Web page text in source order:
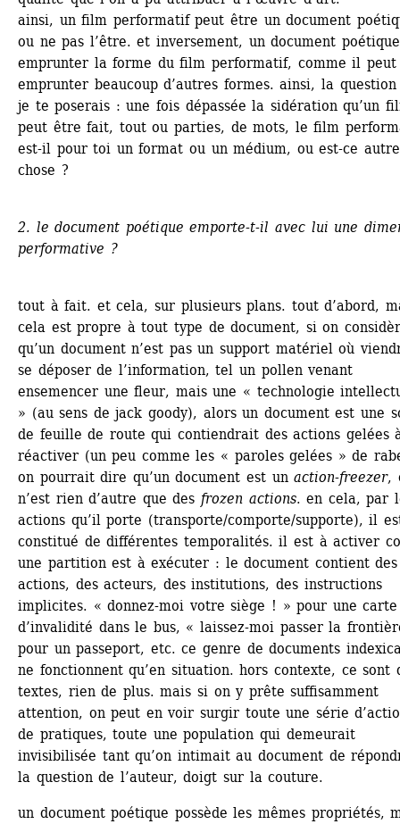
ainsi, un film performatif peut être un document
ou ne pas l’être. et inversement, un document
emprunter la forme du film performatif, comme il peut
emprunter beaucoup d’autres formes. ainsi, la question
je te poserais : une fois dépassée la sidération qu’un
peut être fait, tout ou parties, de mots, le film
est-il pour toi un format ou un médium, ou est-ce autre
chose ?
2. le document poétique emporte-t-il avec lui une
performative ?
tout à fait. et cela, sur plusieurs plans. tout d’abord,
cela est propre à tout type de document, si on
qu’un document n’est pas un support matériel où
se déposer de l’information, tel un pollen venant
ensemencer une fleur, mais une « technologie
» (au sens de jack goody), alors un document est une
de feuille de route qui contiendrait des actions gelées
réactiver (un peu comme les « paroles gelées » de
on pourrait dire qu’un document est unaction-freezer,
n’est rien d’autre que des frozen actions. en cela, par
actions qu’il porte (transporte/comporte/supporte), il
constitué de différentes temporalités. il est à activer
une partition est à exécuter : le document contient des
actions, des acteurs, des institutions, des instructions
implicites. « donnez-moi votre siège ! » pour une carte
d’invalidité dans le bus, « laissez-moi passer la
pour un passeport, etc. ce genre de documents
ne fonctionnent qu’en situation. hors contexte, ce sont
textes, rien de plus. mais si on y prête suffisamment
attention, on peut en voir surgir toute une série
de pratiques, toute une population qui demeurait
invisibilisée tant qu’on intimait au document de
la question de l’auteur, doigt sur la couture.
un document poétique possède les mêmes propriétés,